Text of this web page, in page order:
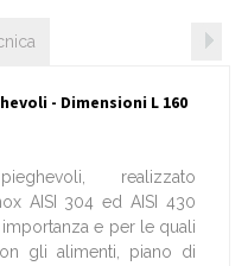
- Dimensioni L 160
realizzato
AISI 304 ed AISI 430
e per le quali
gli alimenti, piano di